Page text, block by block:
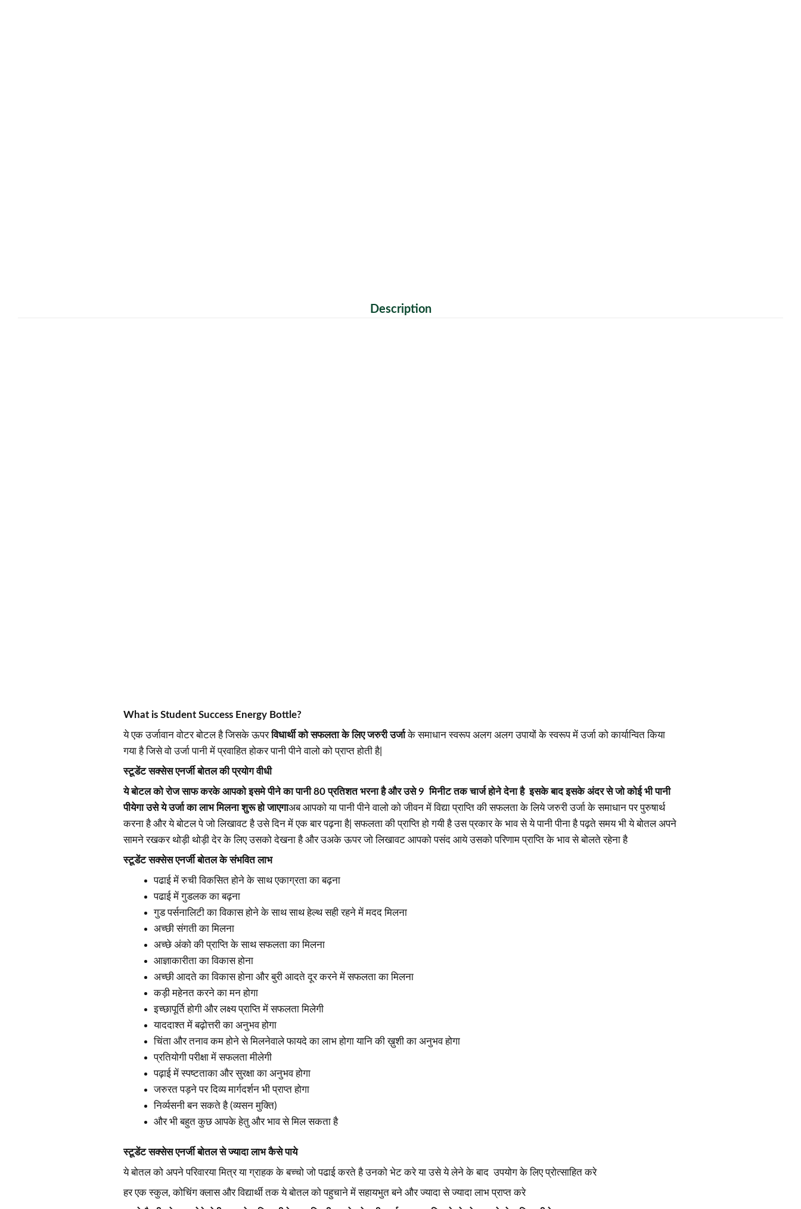
Description
What is Student Success Energy Bottle?
ये एक उर्जावान वोटर बोटल है जिसके ऊपरविधार्थी को सफलता के लिए जरुरी उर्जाके समाधान स्वरूप अलग अलग उपायों के स्वरूप में उर्जा को कार्यान्वित किया
गया है जिसे वो उर्जा पानी में प्रवाहित होकर पानी पीने वालो को प्राप्त होती है|
स्टूडेंट सक्सेस एनर्जी बोतल की प्रयोग वीधी
ये बोटल को रोज साफ करके आपको इसमे पीने का पानी 80 प्रतिशत भरना है और उसे 9 मिनीट तक चार्ज होने देना है इसके बाद इसके अंदर से जो कोई भी पानी
पीयेगा उसे ये उर्जा का लाभ मिलना शुरू हो जाएगाअब आपको या पानी पीने वालो को जीवन में विद्या प्राप्ति की सफलता के लिये जरुरी उर्जा के समाधान पर पुरुषार्थ
करना है और ये बोटल पे जो लिखावट है उसे दिन में एक बार पढ़ना है| सफलता की प्राप्ति हो गयी है उस प्रकार के भाव से ये पानी पीना है पढ़ते समय भी ये बोतल अपने
सामने रखकर थोड़ी थोड़ी देर के लिए उसको देखना है और उअके ऊपर जो लिखावट आपको पसंद आये उसको परिणाम प्राप्ति के भाव से बोलते रहेना है
स्टूडेंट सक्सेस एनर्जी बोतल के संभवित लाभ
पढाई में रुची विकसित होने के साथ एकाग्रता का बढ़ना
पढाई में गुडलक का बढ़ना
गुड पर्सनालिटी का विकास होने के साथ साथ हेल्थ सही रहने में मदद मिलना
अच्छी संगती का मिलना
अच्छे अंको की प्राप्ति के साथ सफलता का मिलना
आज्ञाकारीता का विकास होना
अच्छी आदते का विकास होना और बुरी आदते दूर करने में सफलता का मिलना
कड़ी महेनत करने का मन होगा
इच्छापूर्ति होगी और लक्ष्य प्राप्ति में सफलता मिलेगी
याददाश्त में बढ़ोत्तरी का अनुभव होगा
चिंता और तनाव कम होने से मिलनेवाले फायदे का लाभ होगा यानि की ख़ुशी का अनुभव होगा
प्रतियोगी परीक्षा में सफलता मीलेगी
पढ़ाई में स्पष्टताका और सुरक्षा का अनुभव होगा
जरुरत पड़ने पर दिव्य मार्गदर्शन भी प्राप्त होगा
निर्व्यसनी बन सकते है (व्यसन मुक्ति)
और भी बहुत कुछ आपके हेतु और भाव से मिल सकता है
स्टूडेंट सक्सेस एनर्जी बोतल से ज्यादा लाभ कैसे पाये
ये बोतल को अपने परिवारया मित्र या ग्राहक के बच्चो जो पढाई करते है उनको भेट करे या उसे ये लेने के बाद उपयोग के लिए प्रोत्साहित करे
हर एक स्कुल, कोचिंग क्लास और विद्यार्थी तक ये बोतल को पहुचाने में सहायभुत बने और ज्यादा से ज्यादा लाभ प्राप्त करे